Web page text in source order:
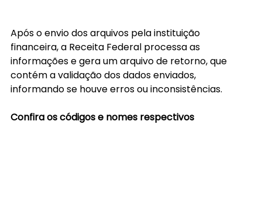
Após o envio dos arquivos pela instituição
financeira, a Receita Federal processa as
informações e gera um arquivo de retorno, que
contém a validação dos dados enviados,
informando se houve erros ou inconsistências.
Confira os códigos e nomes respectivos